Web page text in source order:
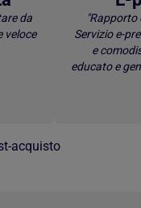
da
veloce
Servizio e-
e
educato e
acquisto